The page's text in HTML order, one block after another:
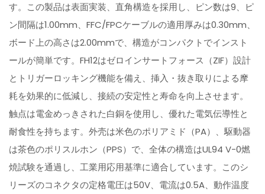
す。この製品は表面実装、直角構造を採用し、ピン数は9、ピ
ン間隔は1.00mm、FFC/FPCケーブルの適用厚みは0.30mm、
ボード上の高さは2.00mmで、構造がコンパクトでインスト
ールが簡単です。FH12はゼロインサートフォース（ZIF）設計
とトリガーロッキング機能を備え、挿入・抜き取りによる摩
耗を効果的に低減し、接続の安定性と寿命を向上させます。
触点は電金めっきされた白銅を使用し、優れた電気伝導性と
耐食性を持ちます。外壳は米色のポリアミド（PA）、駆動器
は茶色のポリスルホン（PPS）で、全体の構造はUL94 V-0燃
焼試験を通過し、工業用応用基準に適合しています。このシ
リーズのコネクタの定格電圧は50V、電流は0.5A、動作温度